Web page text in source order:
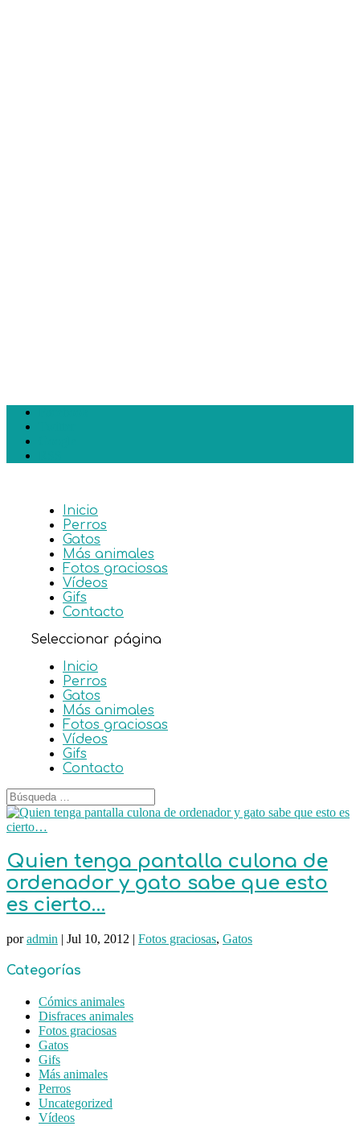
Inicio
Perros
Gatos
Más animales
Fotos graciosas
Vídeos
Gifs
Contacto
Seleccionar página
Inicio
Perros
Gatos
Más animales
Fotos graciosas
Vídeos
Gifs
Contacto
Quien tenga pantalla culona de
ordenador y gato sabe que esto
es cierto…
poradmin | Jul 10, 2012 | Fotos graciosas, Gatos
Categorías
Cómics animales
Disfraces animales
Fotos graciosas
Gatos
Gifs
Más animales
Perros
Uncategorized
Vídeos